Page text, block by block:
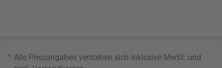
* Alle Preisangaben verstehen sich inklusive MwSt. und